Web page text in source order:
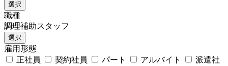
選択
職種
調理補助スタッフ
選択
雇用形態
正社員
契約社員 パート アルバイト
派遣社